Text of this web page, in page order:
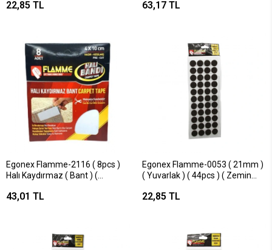
Keçesi ( Yapışkanlı Montaj
22,85 TL 63,17 TL
Egonex Flamme-2116 ( 8pcs )
Halı Kaydırmaz ( Bant ) (
43,01 TL
Egonex Flamme-0053 ( 21mm )
( Yuvarlak ) ( 44pcs ) ( Zemin
Yapışkanlı Montaj )*25x36
22,85 TL